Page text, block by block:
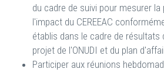
du cadre de suivi pour mesurer
l'impact du CEREEAC
établis dans le cadre de résultats
projet de l'ONUDI et du plan
Participer aux réunions